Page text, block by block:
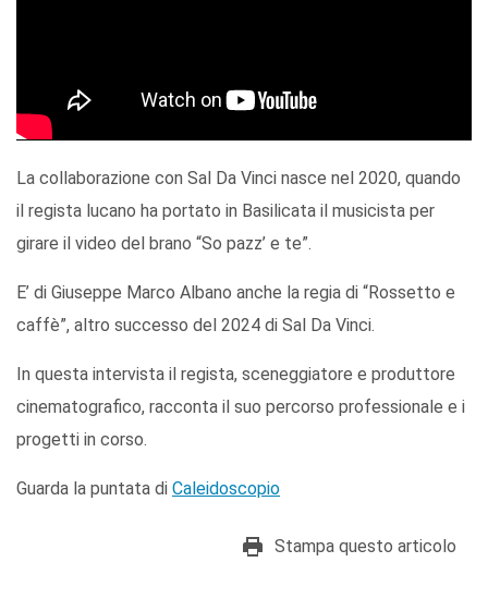
La collaborazione con Sal Da Vinci nasce nel 2020, quando
il regista lucano ha portato in Basilicata il musicista per
girare il video del brano “So pazz’ e te”.
E’ di Giuseppe Marco Albano anche la regia di “Rossetto e
caffè”, altro successo del 2024 di Sal Da Vinci.
In questa intervista il regista, sceneggiatore e produttore
cinematografico, racconta il suo percorso professionale e i
progetti in corso.
Guarda la puntata di Caleidoscopio
Stampa questo articolo